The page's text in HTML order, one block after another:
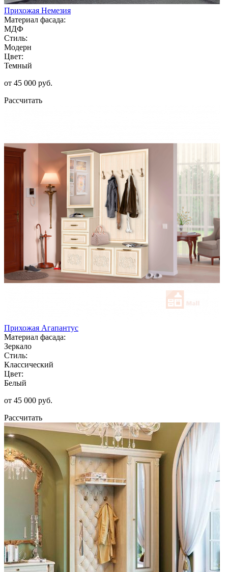
Прихожая Немезия
Материал фасада:
МДФ
Стиль:
Модерн
Цвет:
Темный
от 45 000 руб.
Рассчитать
Прихожая Агапантус
Материал фасада:
Зеркало
Стиль:
Классический
Цвет:
Белый
от 45 000 руб.
Рассчитать